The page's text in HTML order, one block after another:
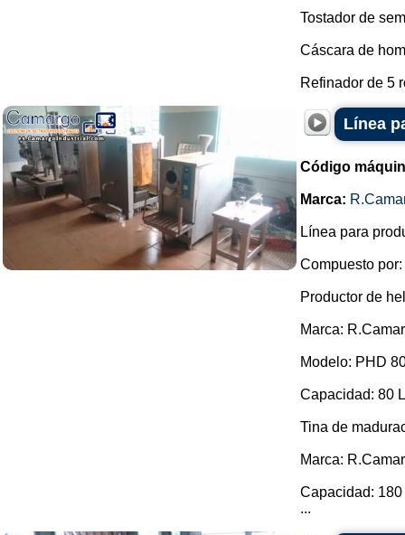
Tostador de
Cáscara de
Refinador de 5
Línea
Código
Marca:
Línea para
Compuesto por:
Productor de
Marca:
Modelo: PHD
Capacidad: 80
Tina de
Marca:
Capacidad: 180
...